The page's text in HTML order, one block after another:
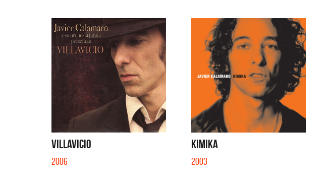
VILLAVICIO
2006
KIMIKA
2003
Benito Cerati
EN EL CIBER (LADO BE) - EP